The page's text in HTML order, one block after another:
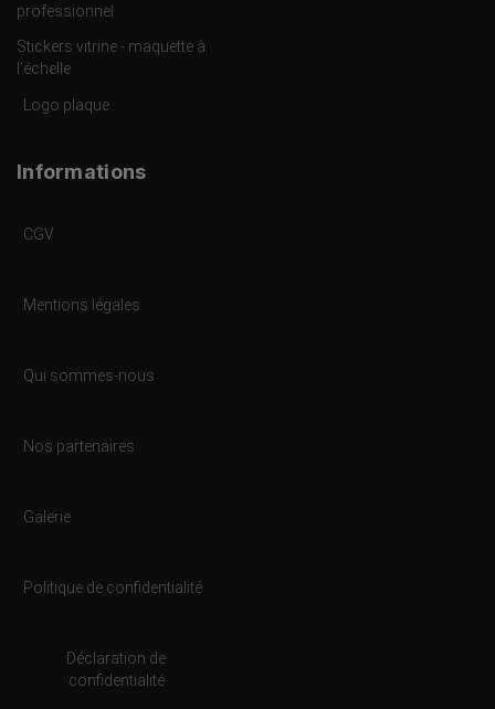
professionnel
Stickers vitrine - maquette à
l’échelle
Logo plaque
Informations
CGV
Mentions légales
Qui sommes-nous
Nos partenaires
Galerie
Politique de confidentialité
Déclaration de
confidentialité